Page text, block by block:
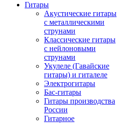
Гитары
Акустические гитары
с металлическими
струнами
Классические гитары
с нейлоновыми
струнами
Укулеле (Гавайские
гитары) и гиталеле
Электрогитары
Бас-гитары
Гитары производства
России
Гитарное